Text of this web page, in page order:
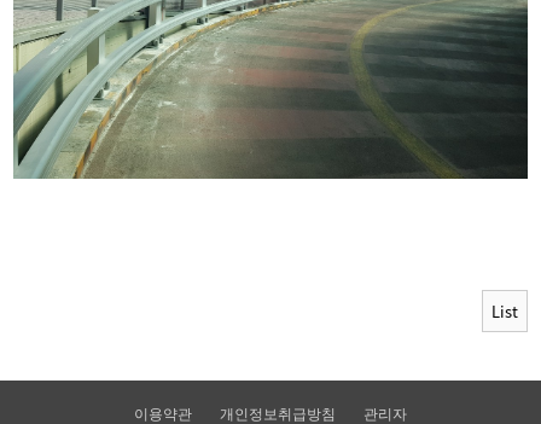
List
이용약관 개인정보취급방침 관리자